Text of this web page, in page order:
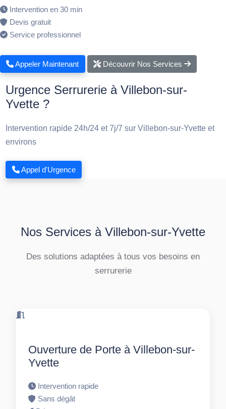
Intervention en 30 min
Devis gratuit
Service professionnel
Appeler Maintenant Découvrir Nos Services
Urgence Serrurerie à Villebon-sur-
Yvette ?
Intervention rapide 24h/24 et 7j/7 sur Villebon-sur-Yvette et
environs
Appel d'Urgence
Nos Services à Villebon-sur-Yvette
Des solutions adaptées à tous vos besoins en
serrurerie
Ouverture de Porte à Villebon-sur-
Yvette
Intervention rapide
Sans dégât